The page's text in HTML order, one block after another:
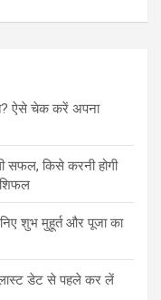
ऐसे चेक करें अपना
सफल, किसे करनी होगी
शुभ मुहूर्त और पूजा का
लास्ट डेट से पहले कर लें